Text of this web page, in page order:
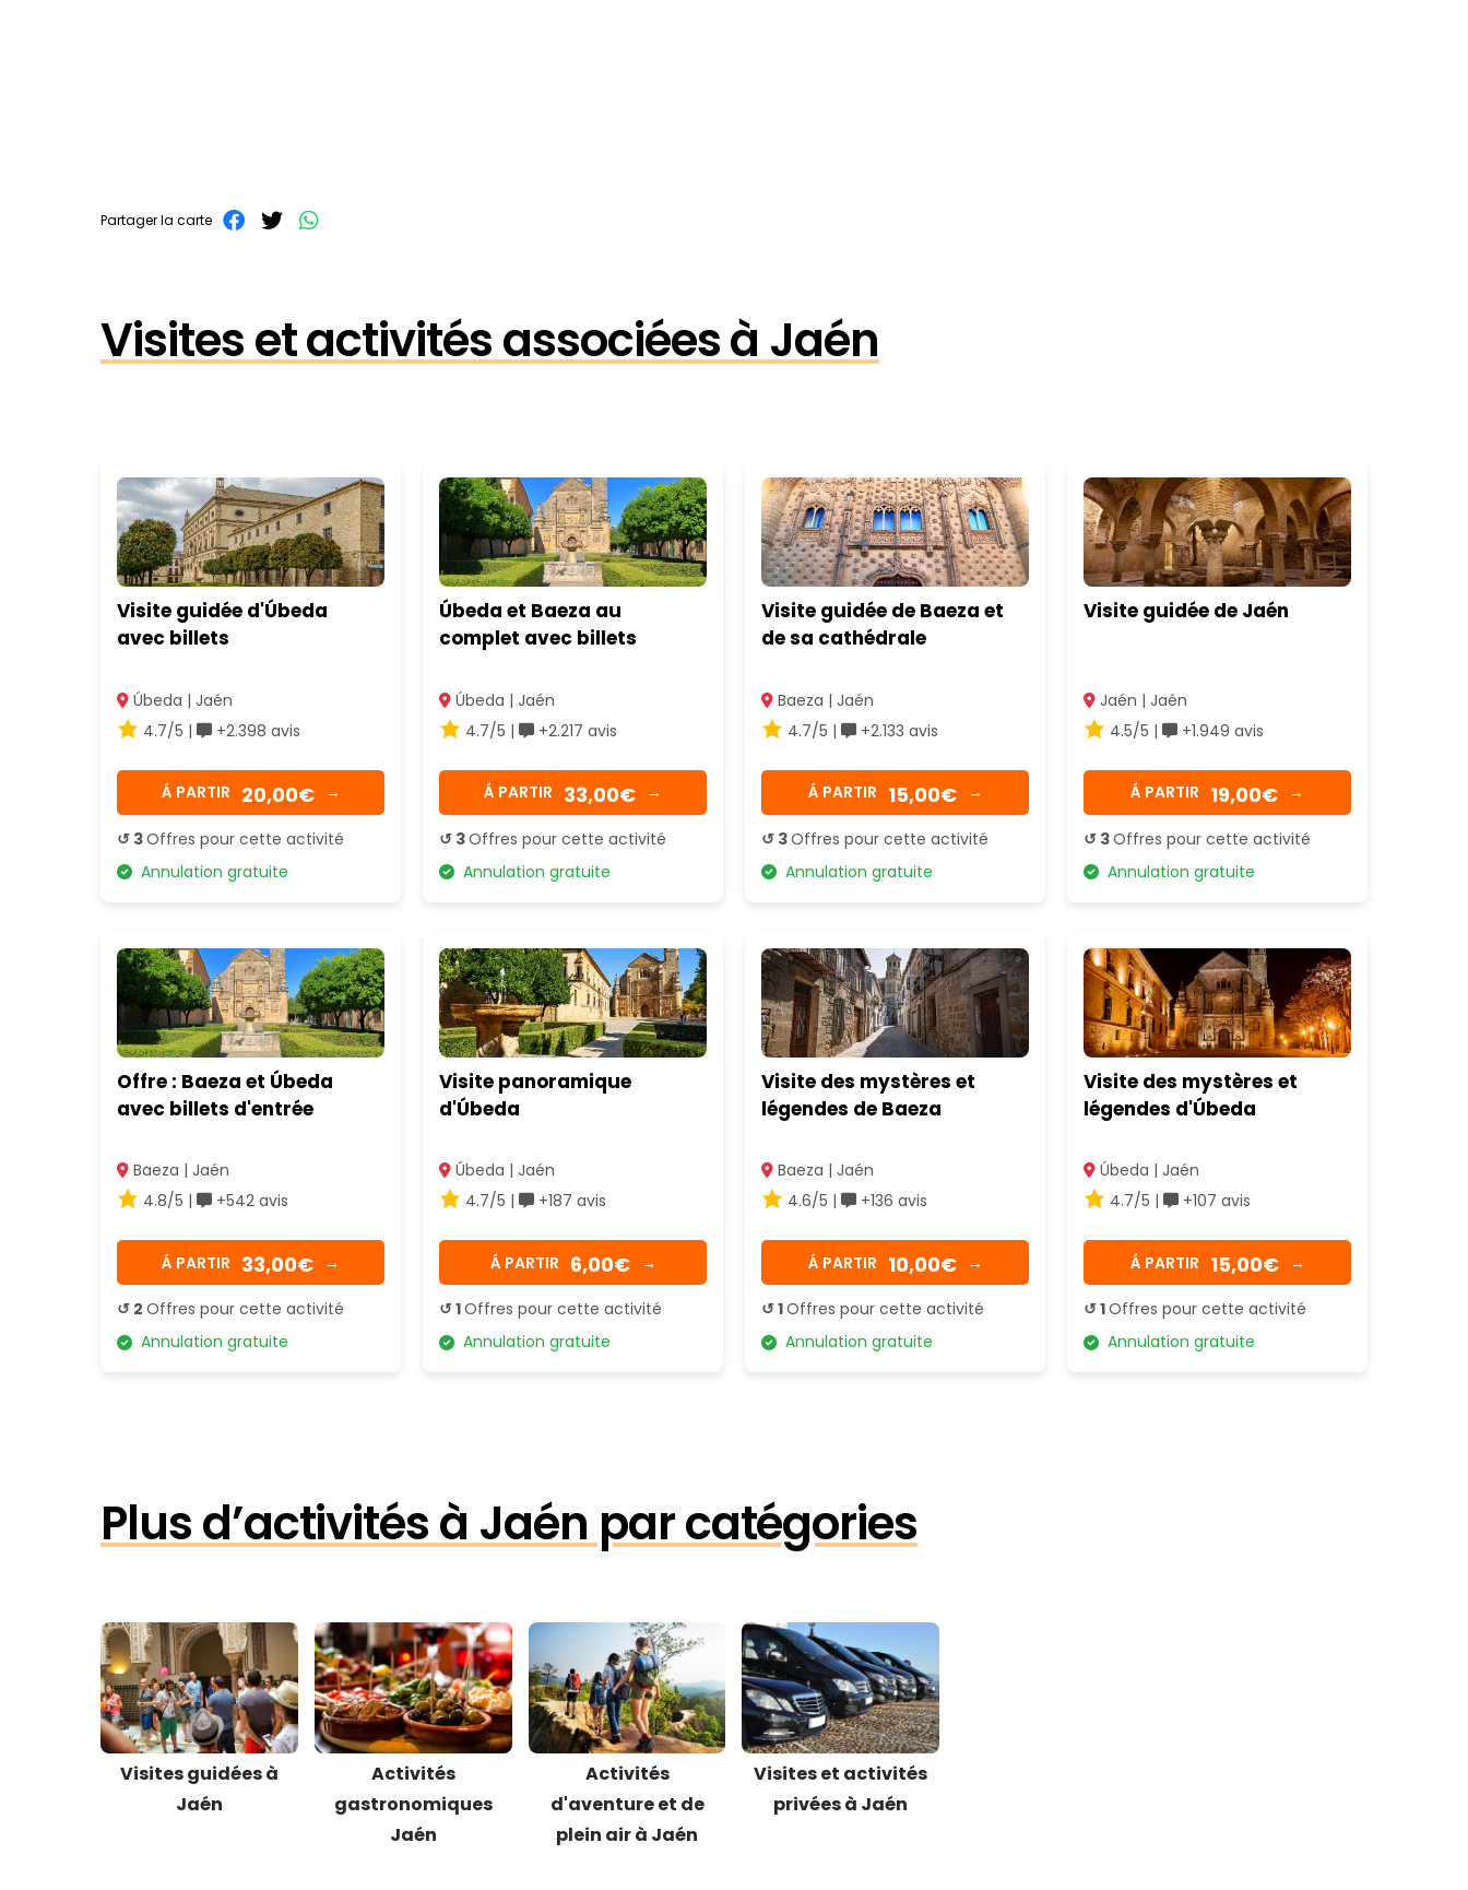
Partager la carte
Visites et activités associées à Jaén
Visite guidée d'Úbeda
avec billets
Úbeda | Jaén
4.7/5 |
+2.398 avis
Á PARTIR 20,00€ →
↺ 3Offres pour cette activité
Annulation gratuite
Úbeda et Baeza au
complet avec billets
Úbeda | Jaén
4.7/5 |
+2.217 avis
Á PARTIR 33,00€ →
↺ 3Offres pour cette activité
Annulation gratuite
Visite guidée de Baeza et
de sa cathédrale
Baeza | Jaén
4.7/5 |
+2.133 avis
Á PARTIR 15,00€ →
↺ 3Offres pour cette activité
Annulation gratuite
Visite guidée de Jaén
Jaén | Jaén
4.5/5 |
+1.949 avis
Á PARTIR 19,00€ →
↺ 3Offres pour cette activité
Annulation gratuite
Offre : Baeza et Úbeda
avec billets d'entrée
Baeza | Jaén
4.8/5 |
+542 avis
Á PARTIR 33,00€ →
↺ 2 Offres pour cette activité
Annulation gratuite
Visite panoramique
d'Úbeda
Úbeda | Jaén
4.7/5 |
+187 avis
Á PARTIR 6,00€ →
↺ 1Offres pour cette activité
Annulation gratuite
Visite des mystères et
légendes de Baeza
Baeza | Jaén
4.6/5 |
+136 avis
Á PARTIR 10,00€ →
↺ 1Offres pour cette activité
Annulation gratuite
Visite des mystères et
légendes d'Úbeda
Úbeda | Jaén
4.7/5 |
+107 avis
Á PARTIR 15,00€ →
↺ 1Offres pour cette activité
Annulation gratuite
Plus d’activités à Jaén par catégories
Visites guidées à
Jaén
Activités
gastronomiques
Jaén
Activités
d'aventure et de
plein air à Jaén
Visites et activités
privées à Jaén